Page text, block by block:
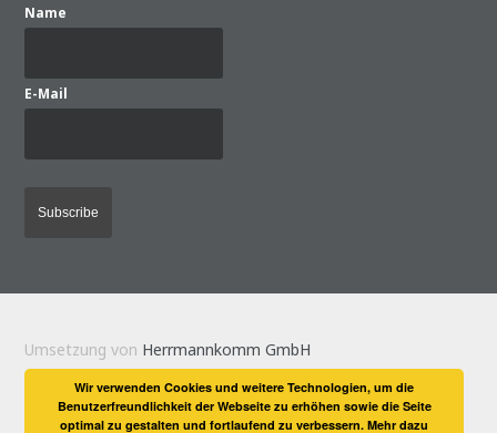
Name
E-Mail
Umsetzung von Herrmannkomm GmbH
Wir verwenden Cookies und weitere Technologien, um die
Benutzerfreundlichkeit der Webseite zu erhöhen sowie die Seite
optimal zu gestalten und fortlaufend zu verbessern. Mehr dazu